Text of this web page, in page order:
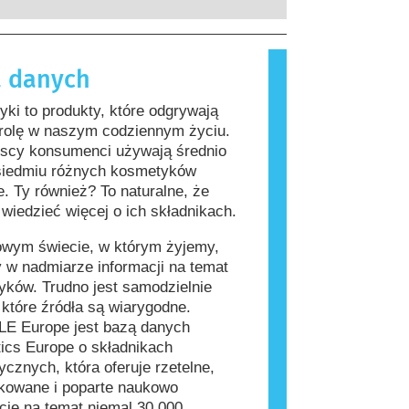
obejmują wszystkie potencjalne
w tym potencjalne zaburzenia
układu hormonalnego.
Substancja, która powoduje
nazywana jest alergenem.
i produkty do pielęgnacji ciała mogą
które dla niektórych osób
się alergizujące. Nie oznacza to
produkt nie jest bezpieczny dla
danych
to produkty, które odgrywają
w naszym codziennym życiu.
konsumenci używają średnio
różnych kosmetyków
Ty również? To naturalne, że
więcej o ich składnikach.
świecie, w którym żyjemy,
w nadmiarze informacji na temat
Trudno jest samodzielnie
źródła są wiarygodne.
Europe jest bazą danych
Europe o składnikach
która oferuje rzetelne,
i poparte naukowo